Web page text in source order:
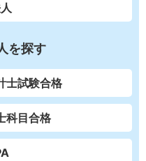
を探す
士試験合格
科目合格